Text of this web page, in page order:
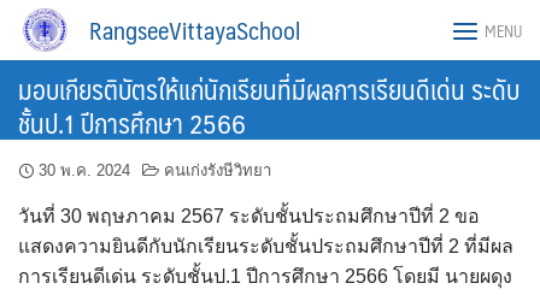
Skip
RangseeVittayaSchool MENU
มอบเกียรติบัตรให้แก่นักเรียนที่มีผลการเรียนดีเด่น ระดับ
ชั้นป.1 ปีการศึกษา 2566
30 พ.ค. 2024 คนเก่งรังษีวิทยา
วันที่ 30 พฤษภาคม 2567 ระดับชั้นประถมศึกษาปีที่ 2 ขอ
แสดงความยินดีกับนักเรียนระดับชั้นประถมศึกษาปีที่ 2 ที่มีผล
การเรียนดีเด่น ระดับชั้นป.1 ปีการศึกษา 2566 โดยมี นายผดุง